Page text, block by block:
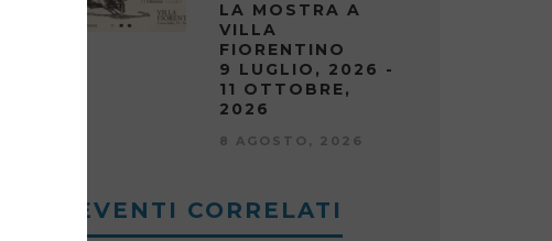
LA MOSTRA A
VILLA
FIORENTINO
9 LUGLIO, 2026 -
11 OTTOBRE,
2026
8 AGOSTO, 2026
EVENTI CORRELATI